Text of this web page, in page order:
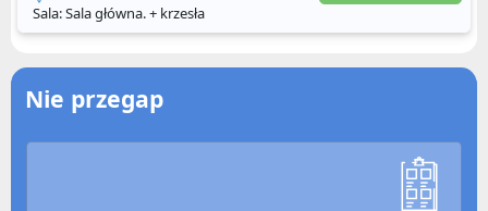
Sala: Sala główna. + krzesła
Nie przegap